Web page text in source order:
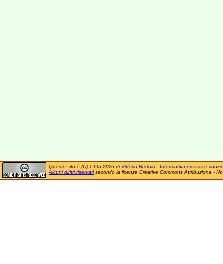
Questo sito è (C) 1995-2026 di Vittorio Bertola - Informativa privacy e cookie
Alcuni diritti riservatisecondo la licenza Creative Commons Attribuzione -